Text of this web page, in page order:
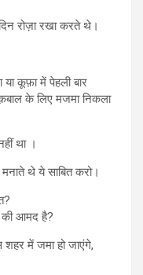
रोज़ा रखा करते थे।
कूफ़ा में पेहली बार
के लिए मजमा निकला
था ।
थे ये साबित करो।
कोनसी जगह सरकार صل اللہ علیہ وسلم की आमद है?
शहर में जमा हो जाएंगे,